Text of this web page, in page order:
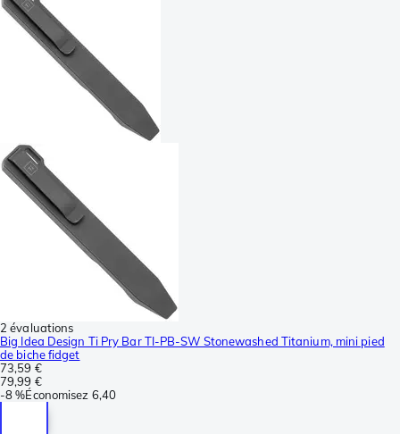
2 évaluations
Big Idea Design Ti Pry Bar TI-PB-SW Stonewashed Titanium, mini pied
de biche fidget
73,59 €
79,99 €
-8 %Économisez 6,40